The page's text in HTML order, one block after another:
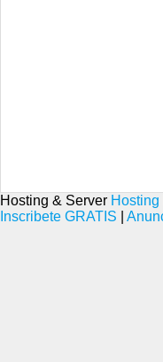
Hosting & Server Hosting
Inscribete GRATIS